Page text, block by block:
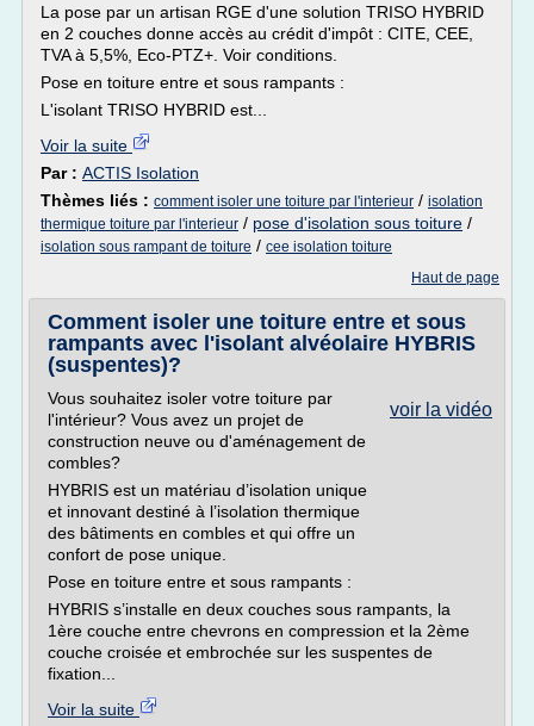
La pose par un artisan RGE d'une solution TRISO HYBRID
en 2 couches donne accès au crédit d'impôt : CITE, CEE,
TVA à 5,5%, Eco-PTZ+. Voir conditions.
Pose en toiture entre et sous rampants :
L'isolant TRISO HYBRID est...
Voir la suite
Par : ACTIS Isolation
Thèmes liés : comment isoler une toiture par l'interieur / isolation
thermique toiture par l'interieur / pose d'isolation sous toiture /
isolation sous rampant de toiture / cee isolation toiture
Haut de page
Comment isoler une toiture entre et sous
rampants avec l'isolant alvéolaire HYBRIS
(suspentes)?
voir la vidéo
Vous souhaitez isoler votre toiture par
l'intérieur? Vous avez un projet de
construction neuve ou d'aménagement de
combles?
HYBRIS est un matériau d’isolation unique
et innovant destiné à l’isolation thermique
des bâtiments en combles et qui offre un
confort de pose unique.
Pose en toiture entre et sous rampants :
HYBRIS s’installe en deux couches sous rampants, la
1ère couche entre chevrons en compression et la 2ème
couche croisée et embrochée sur les suspentes de
fixation...
Voir la suite